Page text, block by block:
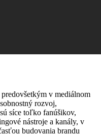
v mediálnom
rozvoj,
síce toľko fanúšikov,
nástroje a kanály, v
budovania brandu